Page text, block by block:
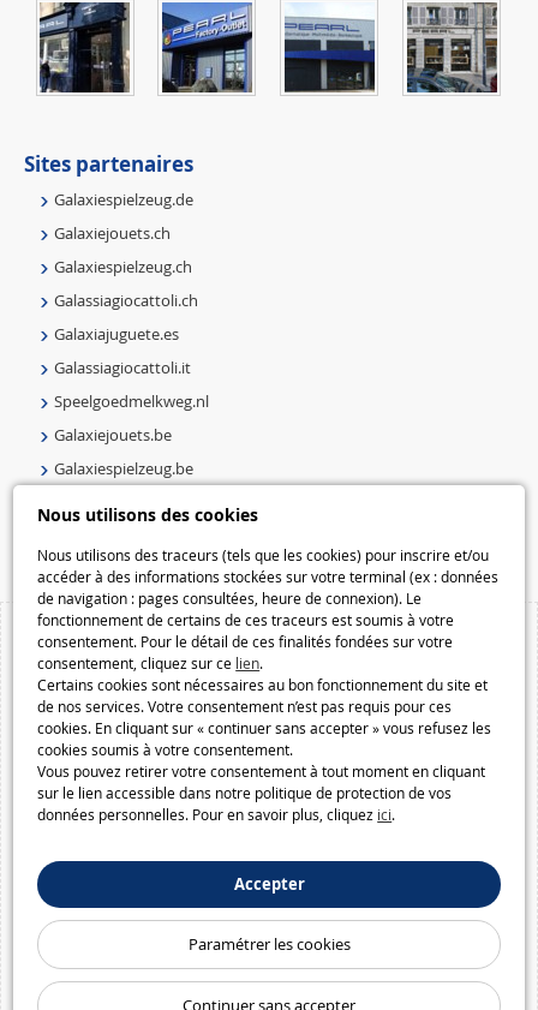
Nous utilisons des cookies
Nous utilisons des traceurs (tels que les cookies) pour inscrire et/ou
accéder à des informations stockées sur votre terminal (ex : données
de navigation : pages consultées, heure de connexion). Le
fonctionnement de certains de ces traceurs est soumis à votre
consentement. Pour le détail de ces finalités fondées sur votre
consentement, cliquez sur ce lien.
Certains cookies sont nécessaires au bon fonctionnement du site et
de nos services. Votre consentement n’est pas requis pour ces
cookies. En cliquant sur « continuer sans accepter » vous refusez les
cookies soumis à votre consentement.
Vous pouvez retirer votre consentement à tout moment en cliquant
sur le lien accessible dans notre politique de protection de vos
données personnelles. Pour en savoir plus, cliquez ici.
Accepter
Paramétrer les cookies
Continuer sans accepter
Sites partenaires
Galaxiespielzeug.de
Galaxiejouets.ch
Galaxiespielzeug.ch
Galassiagiocattoli.ch
Galaxiajuguete.es
Galassiagiocattoli.it
Speelgoedmelkweg.nl
Galaxiejouets.be
Galaxiespielzeug.be